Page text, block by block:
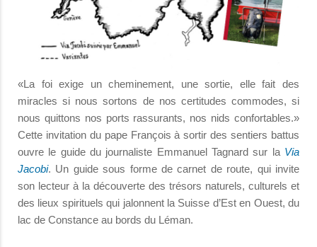
«La foi exige un cheminement, une sortie, elle fait des
miracles si nous sortons de nos certitudes commodes, si
nous quittons nos ports rassurants, nos nids confortables.»
Cette invitation du pape François à sortir des sentiers battus
ouvre le guide du journaliste Emmanuel Tagnard sur la Via
Jacobi. Un guide sous forme de carnet de route, qui invite
son lecteur à la découverte des trésors naturels, culturels et
des lieux spirituels qui jalonnent la Suisse d’Est en Ouest, du
lac de Constance au bords du Léman.